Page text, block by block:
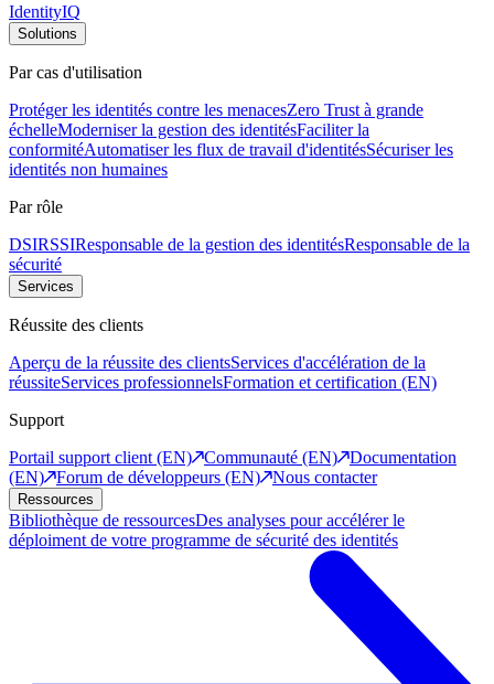
IdentityIQ
Solutions
Par cas d'utilisation
Protéger les identités contre les menacesZero Trust à grande
échelleModerniser la gestion des identitésFaciliter la
conformitéAutomatiser les flux de travail d'identitésSécuriser les
identités non humaines
Par rôle
DSIRSSIResponsable de la gestion des identitésResponsable de la
sécurité
Services
Réussite des clients
Aperçu de la réussite des clientsServices d'accélération de la
réussiteServices professionnelsFormation et certification (EN)
Support
Portail support client (EN)
Communauté (EN)
Documentation
(EN)
Forum de développeurs (EN) Nous contacter
Ressources
Bibliothèque de ressourcesDes analyses pour accélérer le
déploiment de votre programme de sécurité des identités